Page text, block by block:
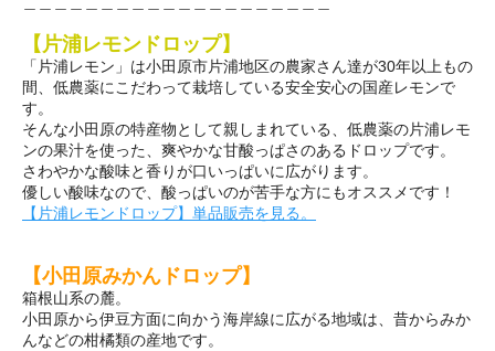
【片浦レモンドロップ】
「片浦レモン」は小田原市片浦地区の農家さん達が30年以上もの
間、低農薬にこだわって栽培している安全安心の国産レモンで
す。
そんな小田原の特産物として親しまれている、低農薬の片浦レモ
ンの果汁を使った、爽やかな甘酸っぱさのあるドロップです。
さわやかな酸味と香りが口いっぱいに広がります。
優しい酸味なので、酸っぱいのが苦手な方にもオススメです！
【片浦レモンドロップ】単品販売を見る。
【小田原みかんドロップ】
箱根山系の麓。
小田原から伊豆方面に向かう海岸線に広がる地域は、昔からみか
んなどの柑橘類の産地です。